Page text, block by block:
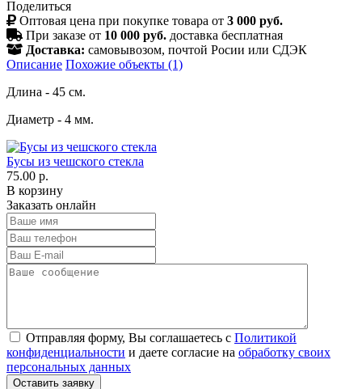
Поделиться
Оптовая цена при покупке товара от 3 000 руб.
При заказе от 10 000 руб. доставка бесплатная
Доставка: самовывозом, почтой Росии или СДЭК
Описание Похожие объекты (1)
Длина - 45 см.
Диаметр - 4 мм.
Бусы из чешского стекла
75.00 р.
В корзину
Заказать онлайн
Отправляя форму, Вы соглашаетесь с Политикой
конфиденциальности и даете согласие на обработку своих
персональных данных